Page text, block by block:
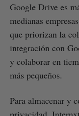
Google Drive es
medianas
que priorizan la
integración con
y colaborar en
más pequeños.
Para almacenar y